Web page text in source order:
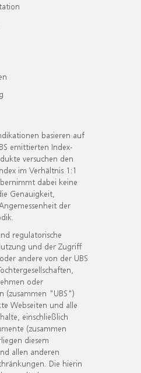
basieren auf
emittierten Index-
versuchen den
im Verhältnis 1:1
dabei keine
Genauigkeit,
der
regulatorische
und der Zugriff
andere von der UBS
oder
(zusammen "UBS")
Webseiten und alle
einschließlich
(zusammen
diesem
allen anderen
Die hierin